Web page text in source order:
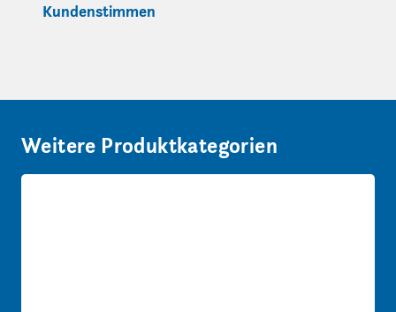
Kundenstimmen
Weitere Produktkategorien